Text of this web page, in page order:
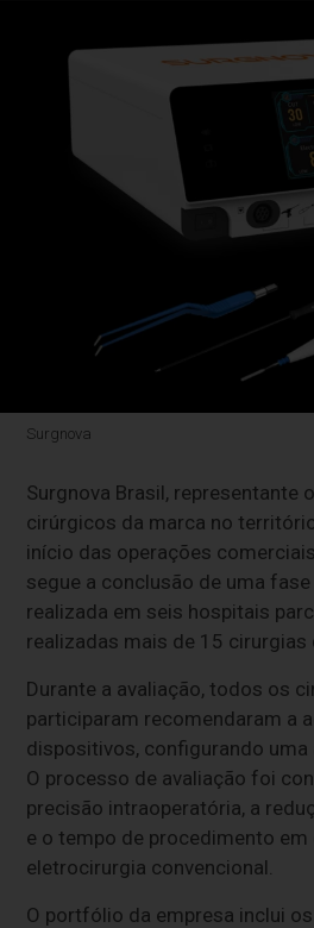
Surgnova
Surgnova Brasil, representante
cirúrgicos da marca no
início das operações
segue a conclusão de uma
realizada em seis hospitais
realizadas mais de 15 cirurgias
Durante a avaliação, todos os
participaram recomendaram a
dispositivos, configurando uma
O processo de avaliação foi
precisão intraoperatória, a
e o tempo de procedimento
eletrocirurgia convencional.
O portfólio da empresa inclui